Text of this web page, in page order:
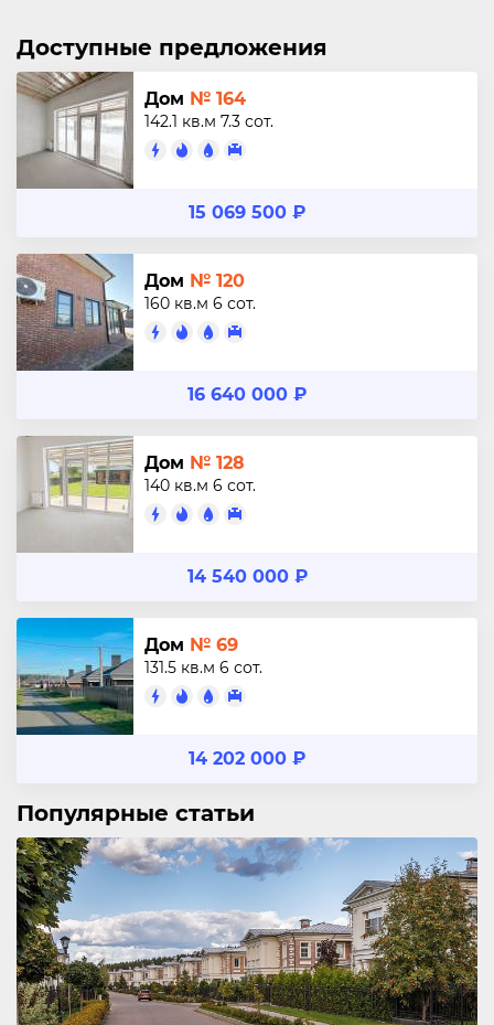
Доступные предложения
Дом № 164
142.1 кв.м 7.3 сот.
15 069 500 ₽
Дом № 120
160 кв.м 6 сот.
16 640 000 ₽
Дом № 128
140 кв.м 6 сот.
14 540 000 ₽
Дом № 69
131.5 кв.м 6 сот.
14 202 000 ₽
Популярные статьи